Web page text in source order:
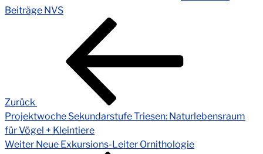
Beiträge NVS
Beitragsnavigation
Zurück
Projektwoche Sekundarstufe Triesen: Naturlebensraum
für Vögel + Kleintiere
Nächster
Weiter Neue Exkursions-Leiter Ornithologie